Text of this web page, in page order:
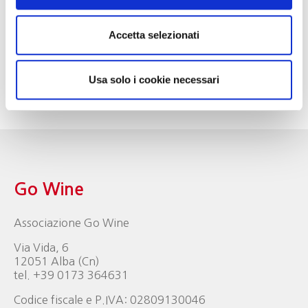
Accetta selezionati
Usa solo i cookie necessari
Prenotazioni alla mail ufficio.soci@gowinet.it, o
9,00 presso il quartiere di Porta a Terra di fronte al
cinema multisala The Space, via Antonio Bacchelli
60.
Go Wine
Associazione Go Wine
Via Vida, 6
12051 Alba (Cn)
tel. +39 0173 364631
Codice fiscale e P.IVA: 02809130046